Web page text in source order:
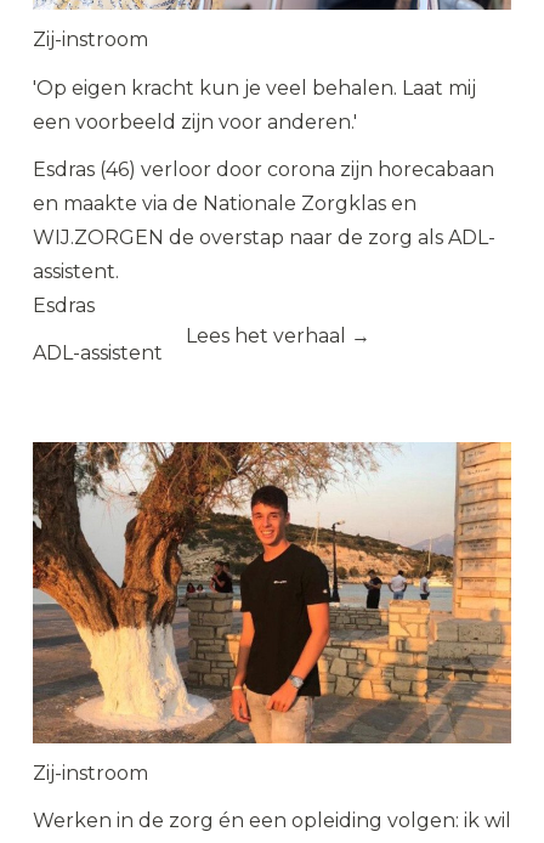
Zij-instroom
'Op eigen kracht kun je veel behalen. Laat mij
een voorbeeld zijn voor anderen.'
Esdras (46) verloor door corona zijn horecabaan
en maakte via de Nationale Zorgklas en
WIJ.ZORGEN de overstap naar de zorg als ADL-
assistent.
Esdras
ADL-assistent
Lees het verhaal →
Zij-instroom
Werken in de zorg én een opleiding volgen: ik wil